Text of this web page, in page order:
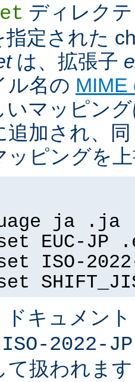
ディレク
指定された
は、拡張子
ル名の MIME
いマッピン
追加され、
ッピングを
ja .ja
EUC-JP
ISO-
ドキュメン
ISO-2022-JP
て扱われま